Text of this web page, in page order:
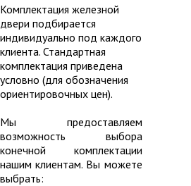
Комплектация железной
двери подбирается
индивидуально под каждого
клиента. Стандартная
комплектация приведена
условно (для обозначения
ориентировочных цен).
Мы предоставляем
возможность выбора
конечной комплектации
нашим клиентам. Вы можете
выбрать: